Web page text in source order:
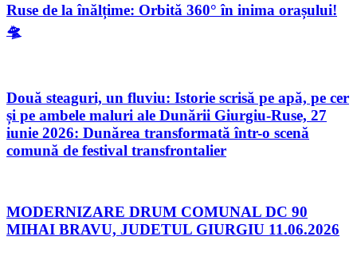
Ruse de la înălțime: Orbită 360° în inima orașului!
🛸
Două steaguri, un fluviu: Istorie scrisă pe apă, pe cer
și pe ambele maluri ale Dunării Giurgiu-Ruse, 27
iunie 2026: Dunărea transformată într-o scenă
comună de festival transfrontalier
MODERNIZARE DRUM COMUNAL DC 90
MIHAI BRAVU, JUDETUL GIURGIU 11.06.2026